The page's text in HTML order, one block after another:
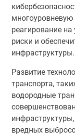
реагирование
риски и
инфраструктуры.
Развитие
транспорта,
водородные
вредных